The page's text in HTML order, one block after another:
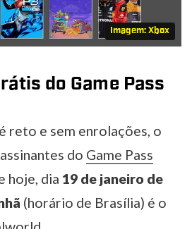
Imagem: Xbox
do Game Pass
reto e sem enrolações, o
do Game Pass
hoje, dia 19 de janeiro de
(horário de Brasília) é o